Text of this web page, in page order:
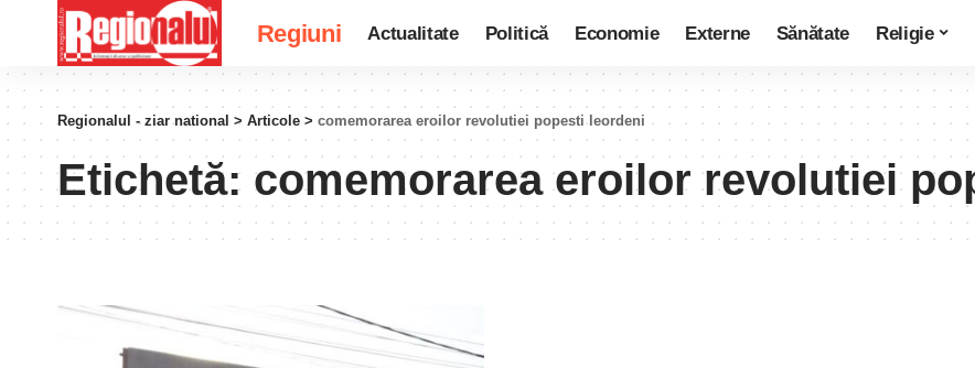
Regiuni Actualitate Politică Economie Externe Sănătate Religie
Regionalul - ziar national > Articole > comemorarea eroilor revolutiei popesti leordeni
Etichetă: comemorarea eroilor revolutiei